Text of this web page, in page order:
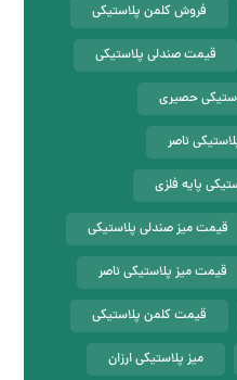
فروش کلمن پلاستیکی
قیمت صندلی پلاستیکی
حصیری
ناصر
پایه فلزی
قیمت میز صندلی پلاستیکی
قیمت میز پلاستیکی ناصر
قیمت کلمن پلاستیکی
میز پلاستیکی ارزان